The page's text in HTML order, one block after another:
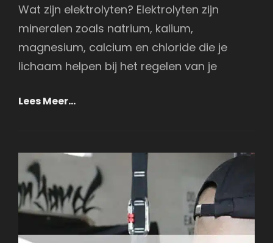
Wordt
Opgenomen)?
Wat zijn elektrolyten? Elektrolyten zijn
mineralen zoals natrium, kalium,
magnesium, calcium en chloride die je
lichaam helpen bij het regelen van je
Lees Meer…Elektrolyten
Maar
Waarom
En
Waarvoor?